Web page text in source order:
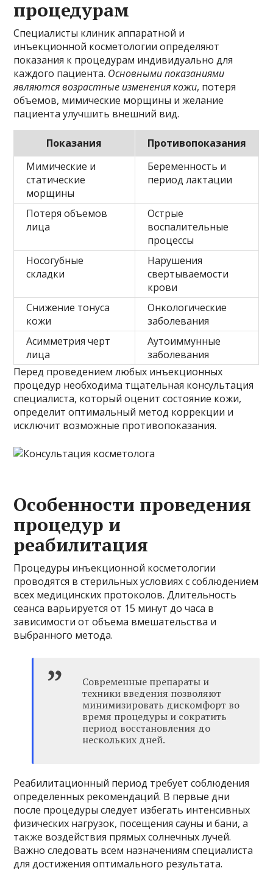
процедурам
Специалисты клиник аппаратной и
инъекционной косметологии определяют
показания к процедурам индивидуально для
каждого пациента. Основными показаниями
являются возрастные изменения кожи, потеря
объемов, мимические морщины и желание
пациента улучшить внешний вид.
Показания
Противопоказания
Мимические и
статические
морщины
Беременность и
период лактации
Потеря объемов
лица
Острые
воспалительные
процессы
Носогубные
складки
Нарушения
свертываемости
крови
Снижение тонуса
кожи
Онкологические
заболевания
Асимметрия черт
лица
Аутоиммунные
заболевания
Перед проведением любых инъекционных
процедур необходима тщательная консультация
специалиста, который оценит состояние кожи,
определит оптимальный метод коррекции и
исключит возможные противопоказания.
Особенности проведения
процедур и
реабилитация
Процедуры инъекционной косметологии
проводятся в стерильных условиях с соблюдением
всех медицинских протоколов. Длительность
сеанса варьируется от 15 минут до часа в
зависимости от объема вмешательства и
выбранного метода.
Современные препараты и
техники введения позволяют
минимизировать дискомфорт во
время процедуры и сократить
период восстановления до
нескольких дней.
Реабилитационный период требует соблюдения
определенных рекомендаций. В первые дни
после процедуры следует избегать интенсивных
физических нагрузок, посещения сауны и бани, а
также воздействия прямых солнечных лучей.
Важно следовать всем назначениям специалиста
для достижения оптимального результата.